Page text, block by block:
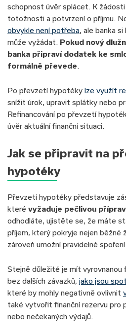
schopnost úvěr splácet. K
totožnosti a potvrzení o příjmu.
obvykle není potřeba, ale banka
může vyžádat. Pokud nový
banka připraví dodatek ke
formálně převede.
Po převzetí hypotéky lze využít
snížit úrok, upravit splátky nebo
Refinancování po převzetí
úvěr aktuální finanční situaci.
Jak se připravit na
hypotéky
Převzetí hypotéky představuje
které vyžaduje pečlivou
odhodláte, ujistěte se, že máte
příjem, který pokryje nejen běžné
zároveň umožní pravidelné spoření
Stejně důležité je mít vyrovnanou
bez dalších závazků, jako jsou
které by mohly negativně ovlivnit
také vytvořit finanční rezervu pro
nebo nečekaných výdajů.